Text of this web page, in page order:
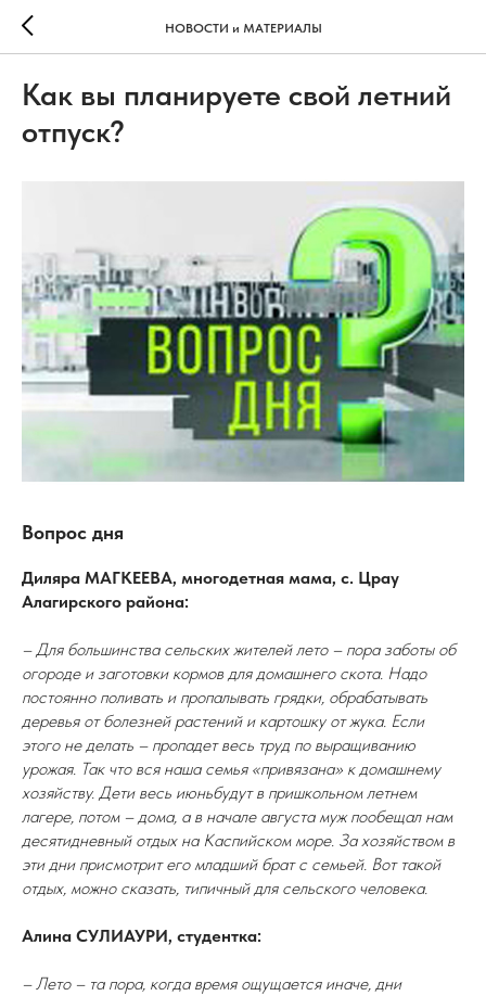
НОВОСТИ и МАТЕРИАЛЫ
Как вы планируете свой летний
отпуск?
Вопрос дня
Диляра МАГКЕЕВА, многодетная мама, с. Црау
Алагирского района:
– Для большинства сельских жителей лето – пора заботы об
огороде и заготовки кормов для домашнего скота. Надо
постоянно поливать и пропалывать грядки, обрабатывать
деревья от болезней растений и картошку от жука. Если
этого не делать – пропадет весь труд по выращиванию
урожая. Так что вся наша семья «привязана» к домашнему
хозяйству. Дети весь июньбудут в пришкольном летнем
лагере, потом – дома, а в начале августа муж пообещал нам
десятидневный отдых на Каспийском море. За хозяйством в
эти дни присмотрит его младший брат с семьей. Вот такой
отдых, можно сказать, типичный для сельского человека.
Алина СУЛИАУРИ, студентка:
– Лето – та пора, когда время ощущается иначе, дни